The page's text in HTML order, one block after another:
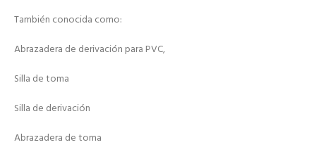
También conocida como:
Abrazadera de derivación para PVC,
Silla de toma
Silla de derivación
Abrazadera de toma